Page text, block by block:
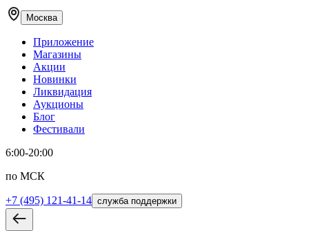
Москва
Приложение
Магазины
Акции
Новинки
Ликвидация
Аукционы
Блог
Фестивали
6:00-20:00
по МСК
+7 (495) 121-41-14 служба поддержки